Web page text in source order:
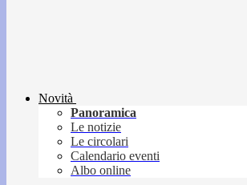
Novità
Panoramica
Le notizie
Le circolari
Calendario eventi
Albo online